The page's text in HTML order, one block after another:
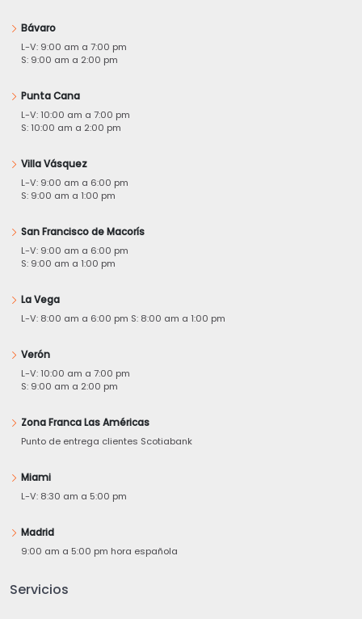
Bávaro
L-V: 9:00 am a 7:00 pm
S: 9:00 am a 2:00 pm
Punta Cana
L-V: 10:00 am a 7:00 pm
S: 10:00 am a 2:00 pm
Villa Vásquez
L-V: 9:00 am a 6:00 pm
S: 9:00 am a 1:00 pm
San Francisco de Macorís
L-V: 9:00 am a 6:00 pm
S: 9:00 am a 1:00 pm
La Vega
L-V: 8:00 am a 6:00 pm S: 8:00 am a 1:00 pm
Verón
L-V: 10:00 am a 7:00 pm
S: 9:00 am a 2:00 pm
Zona Franca Las Américas
Punto de entrega clientes Scotiabank
Miami
L-V: 8:30 am a 5:00 pm
Madrid
9:00 am a 5:00 pm hora española
Servicios